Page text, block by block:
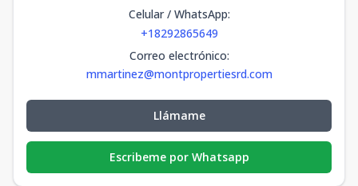
Celular / WhatsApp:
+18292865649
Correo electrónico:
mmartinez@montpropertiesrd.com
Llámame
Escribeme por Whatsapp